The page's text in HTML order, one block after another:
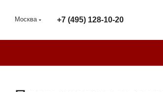
Москва +7 (495) 128-10-20